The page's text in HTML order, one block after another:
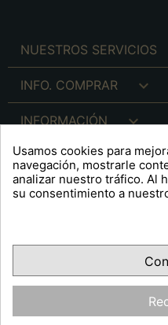
NUESTROS SERVICIOS
INFO. COMPRAR 
INFORMACIÓN 
INFO. LEGAL 
OPINIONES CLIENTES
Usamos cookies para
navegación, mostrarle
analizar nuestro tráfico. Al
su consentimiento a